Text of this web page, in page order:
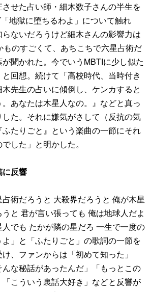
せた占い師・細木数子さんの半生を
地獄に堕ちるわよ」について触れ
らないだろうけど細木さんの影響力は
のすごくて、あちこちで六星占術だ
聞かれた。今でいうMBTIに少し似た
回想。続けて「高校時代、当時付き
先生の占いに傾倒し、ケンカすると
。あなたは木星人なの。』などと真っ
た。それに嫌気がさして（反抗の気
たりごと』という楽曲の一節にそれ
した」と明かした。
反響
術だろうと 大殺界だろうと 俺が木星
と 君が言い張っても 俺は地球人だよ
でも たかが隣の星だろ 一生で一度の
」と「ふたりごと」の歌詞の一節を
、ファンからは「初めて知った」
んな秘話があったんだ」「もっとこの
こういう裏話大好き」などと反響が